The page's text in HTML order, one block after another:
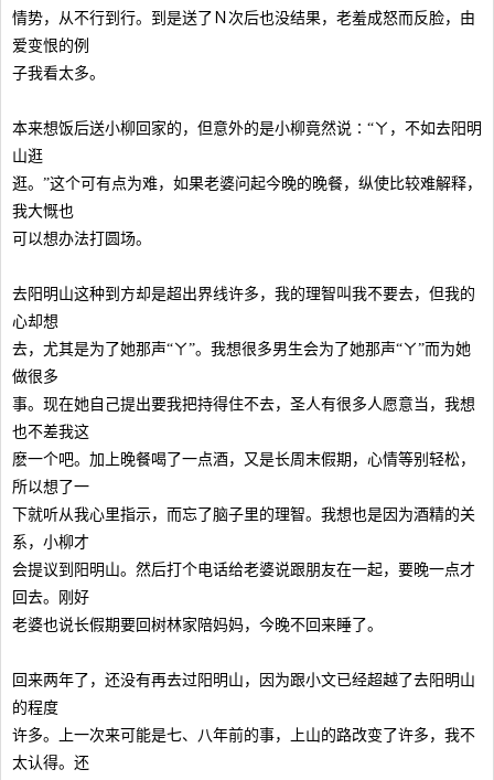
情势，从不行到行。到是送了Ｎ次后也没结果，老羞成怒而反脸，由
爱变恨的例
子我看太多。
本来想饭后送小柳回家的，但意外的是小柳竟然说∶“ㄚ，不如去阳明
山逛
逛。”这个可有点为难，如果老婆问起今晚的晚餐，纵使比较难解释，
我大慨也
可以想办法打圆场。
去阳明山这种到方却是超出界线许多，我的理智叫我不要去，但我的
心却想
去，尤其是为了她那声“ㄚ”。我想很多男生会为了她那声“ㄚ”而为她
做很多
事。现在她自己提出要我把持得住不去，圣人有很多人愿意当，我想
也不差我这
麽一个吧。加上晚餐喝了一点酒，又是长周末假期，心情等别轻松，
所以想了一
下就听从我心里指示，而忘了脑子里的理智。我想也是因为酒精的关
系，小柳才
会提议到阳明山。然后打个电话给老婆说跟朋友在一起，要晚一点才
回去。刚好
老婆也说长假期要回树林家陪妈妈，今晚不回来睡了。
回来两年了，还没有再去过阳明山，因为跟小文已经超越了去阳明山
的程度
许多。上一次来可能是七、八年前的事，上山的路改变了许多，我不
太认得。还